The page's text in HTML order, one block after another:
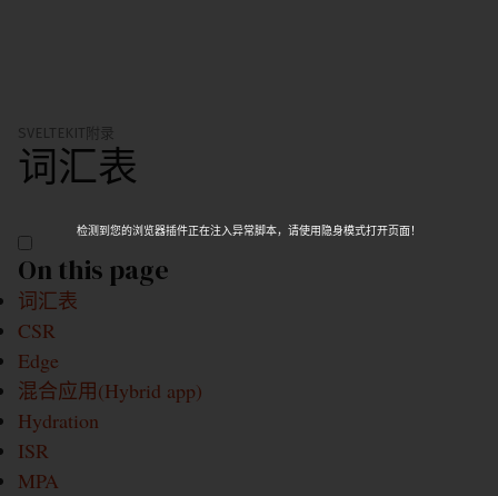
SVELTEKIT 附录
词汇表
On this page
词汇表
CSR
Edge
混合应用(Hybrid app)
Hydration
ISR
MPA
检测到您的浏览器插件正在注入异常脚本，请使用隐身模式打开页面！